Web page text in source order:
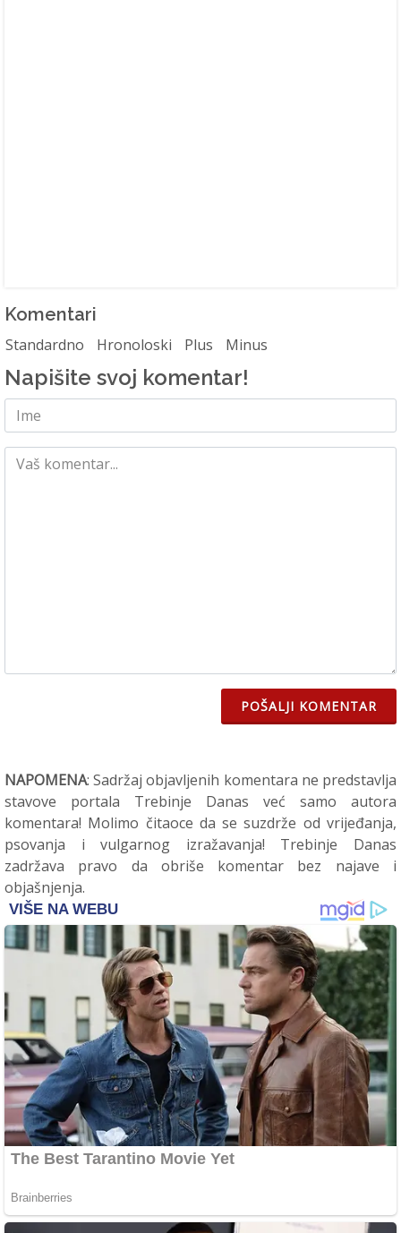
Komentari
Standardno Hronoloski Plus Minus
Napišite svoj komentar!
POŠALJI KOMENTAR
NAPOMENA: Sadržaj objavljenih komentara ne predstavlja
stavove portala Trebinje Danas već samo autora
komentara! Molimo čitaoce da se suzdrže od vrijeđanja,
psovanja i vulgarnog izražavanja! Trebinje Danas
zadržava pravo da obriše komentar bez najave i
objašnjenja.